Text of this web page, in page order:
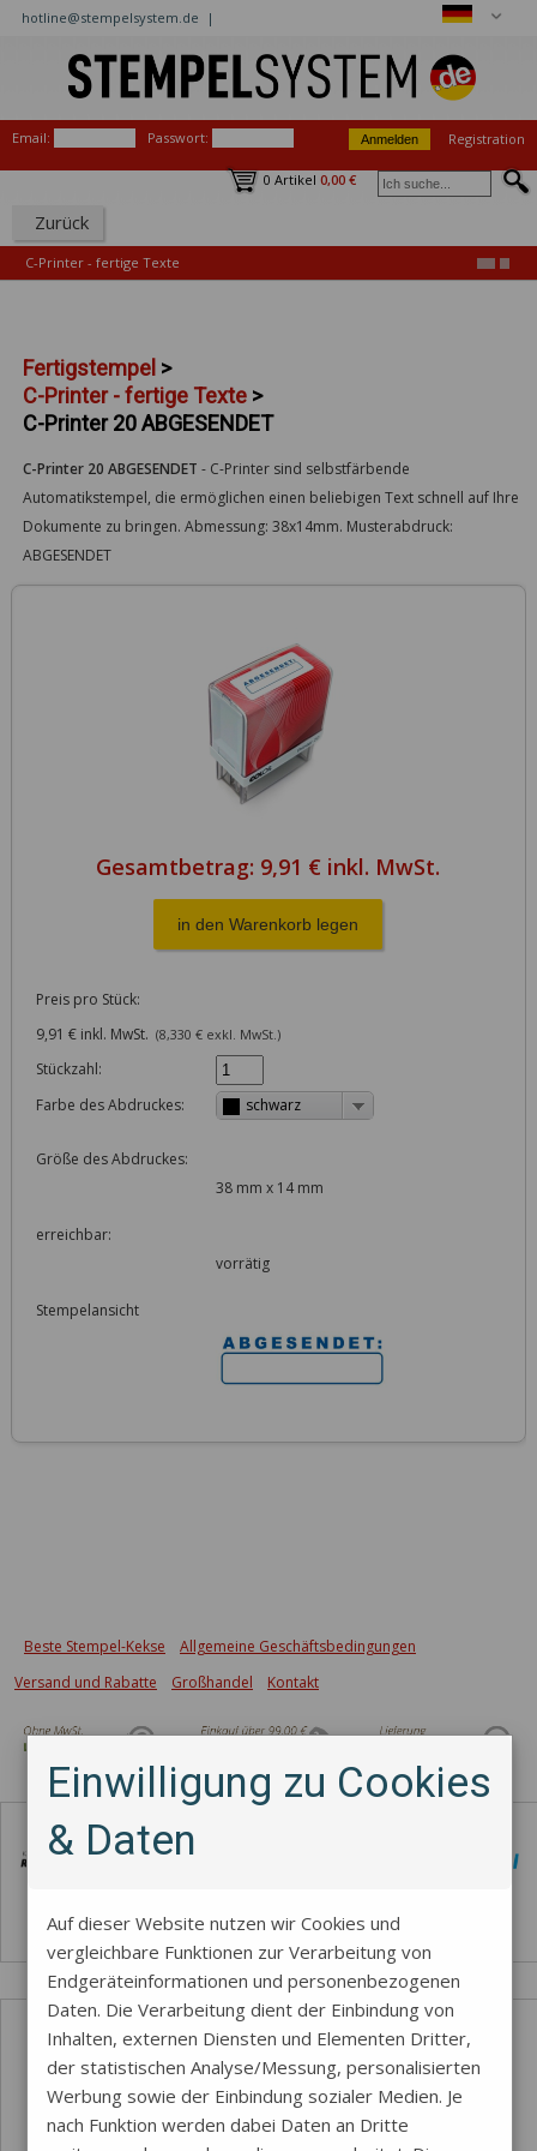
hotline@stempelsystem.de |
Email: Passwort: Registration
0 Artikel 0,00 €
Zurück
C-Printer - fertige Texte
Fertigstempel >
C-Printer - fertige Texte >
C-Printer 20 ABGESENDET
C-Printer 20 ABGESENDET - C-Printer sind selbstfärbende
Automatikstempel, die ermöglichen einen beliebigen Text schnell auf Ihre
Dokumente zu bringen. Abmessung: 38x14mm. Musterabdruck:
ABGESENDET
Gesamtbetrag: 9,91 € inkl. MwSt.
Preis pro Stück:
9,91 € inkl. MwSt. (8,330 € exkl. MwSt.)
Stückzahl:
Farbe des Abdruckes:
schwarz
Größe des Abdruckes:
38 mm x 14 mm
erreichbar:
vorrätig
Stempelansicht
Beste Stempel-Kekse
Allgemeine Geschäftsbedingungen
Versand und Rabatte
Großhandel Kontakt
Einwilligung zu Cookies
& Daten
Auf dieser Website nutzen wir Cookies und
vergleichbare Funktionen zur Verarbeitung von
Endgeräteinformationen und personenbezogenen
Daten. Die Verarbeitung dient der Einbindung von
Inhalten, externen Diensten und Elementen Dritter,
der statistischen Analyse/Messung, personalisierten
Werbung sowie der Einbindung sozialer Medien. Je
nach Funktion werden dabei Daten an Dritte